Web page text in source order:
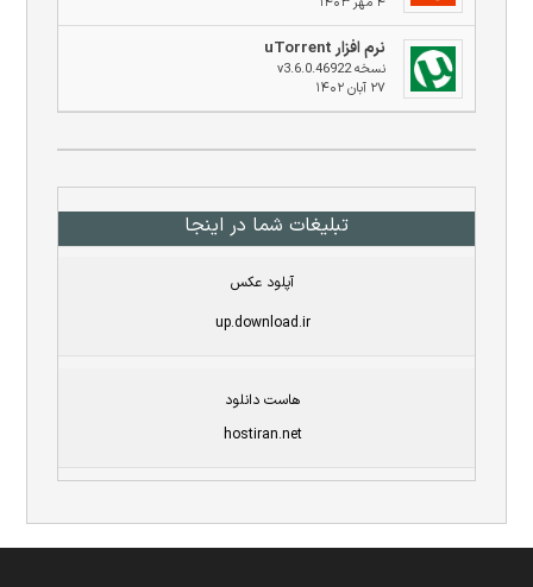
نرم افزار uTorrent
نسخه v3.6.0.46922
۲۷ آبان ۱۴۰۲
تبلیغات شما در اینجا
آپلود عکس
up.download.ir
هاست دانلود
hostiran.net